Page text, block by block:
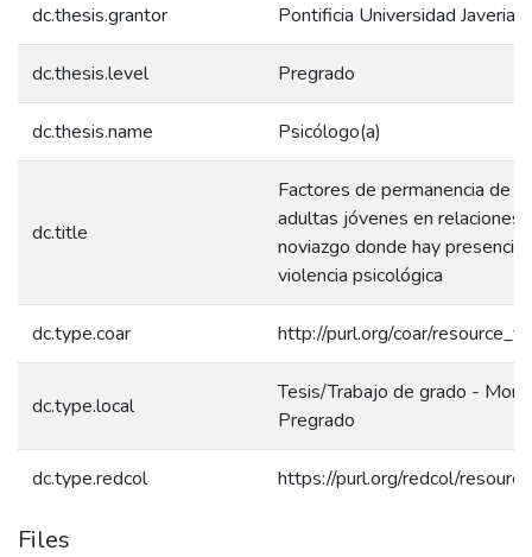
dc.thesis.grantor Pontificia Universidad
dc.thesis.level Pregrado
dc.thesis.name Psicólogo(a)
dc.title
Factores de permanencia de
adultas jóvenes en relaciones
noviazgo donde hay presencia
violencia psicológica
dc.type.coar http://purl.org/coar/
dc.type.local
Tesis/Trabajo de grado -
Pregrado
dc.type.redcol https://purl.org/redcol/
Files